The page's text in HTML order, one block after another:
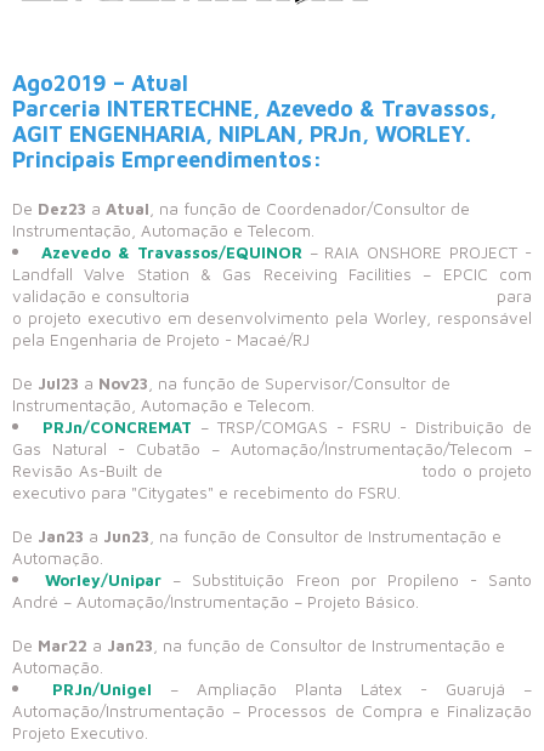
Ago2019 – Atual
Parceria INTERTECHNE, Azevedo & Travassos,
AGIT ENGENHARIA, NIPLAN, PRJn, WORLEY.
Principais Empreendimentos:
De Dez23 a Atual, na função de Coordenador/Consultor de
Instrumentação, Automação e Telecom.
Azevedo & Travassos/EQUINOR– RAIA ONSHORE PROJECT -
Landfall Valve Station & Gas Receiving Facilities – EPCIC com
validação e consultoria para
o projeto executivo em desenvolvimento pela Worley, responsável
pela Engenharia de Projeto - Macaé/RJ
De Jul23 a Nov23, na função de Supervisor/Consultor de
Instrumentação, Automação e Telecom.
PRJn/CONCREMAT – TRSP/COMGAS - FSRU - Distribuição de
Gas Natural - Cubatão – Automação/Instrumentação/Telecom –
Revisão As-Built de todo o projeto
executivo para "Citygates" e recebimento do FSRU.
De Jan23 a Jun23, na função de Consultor de Instrumentação e
Automação.
Worley/Unipar – Substituição Freon por Propileno - Santo
André – Automação/Instrumentação – Projeto Básico.
De Mar22 a Jan23, na função de Consultor de Instrumentação e
Automação.
PRJn/Unigel – Ampliação Planta Látex - Guarujá –
Automação/Instrumentação – Processos de Compra e Finalização
Projeto Executivo.